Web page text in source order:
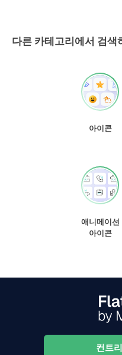
다른 카테고리에서 검색
아이콘
애니메이션
아이콘
컨트